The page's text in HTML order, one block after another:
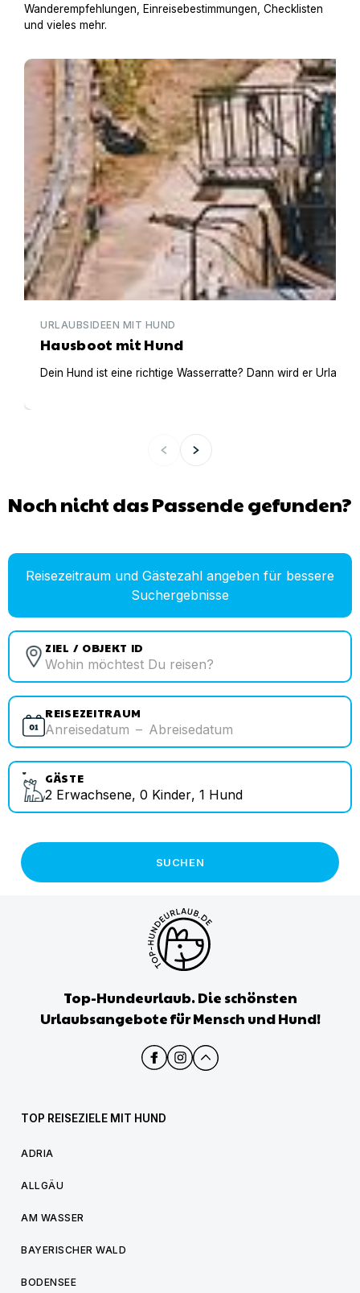
Wanderempfehlungen, Einreisebestimmungen, Checklisten
und vieles mehr.
Hausboot mit Hund
URLAUBSIDEEN MIT HUND
Hausboot mit Hund
Dein Hund ist eine richtige Wasserratte? Dann wird er
Noch nicht das Passende gefunden?
Reisezeitraum und Gästezahl angeben für bessere
Suchergebnisse
ZIEL / OBJEKT ID
REISEZEITRAUM
Anreisedatum – Abreisedatum
GÄSTE
2 Erwachsene, 0 Kinder, 1 Hund
SUCHEN
Top-Hundeurlaub. Die schönsten
Urlaubsangebote für Mensch und Hund!
TOP REISEZIELE MIT HUND
ADRIA
ALLGÄU
AM WASSER
BAYERISCHER WALD
BODENSEE